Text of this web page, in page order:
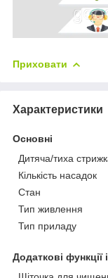
Приховати
Характеристики
Основні
Дитяча/тиха
Кількість насадок
Стан
Тип живлення
Тип приладу
Додаткові функції